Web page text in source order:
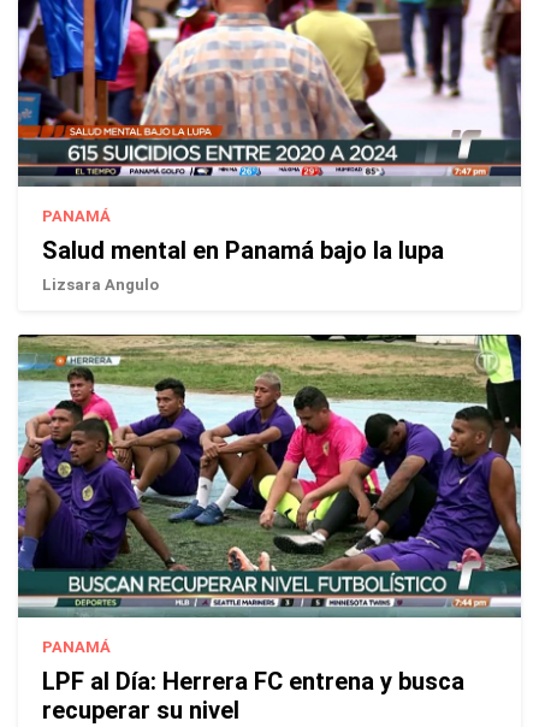
PANAMÁ
Salud mental en Panamá bajo la lupa
Lizsara Angulo
PANAMÁ
LPF al Día: Herrera FC entrena y busca
recuperar su nivel